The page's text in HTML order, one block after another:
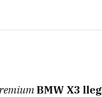
BMW X3